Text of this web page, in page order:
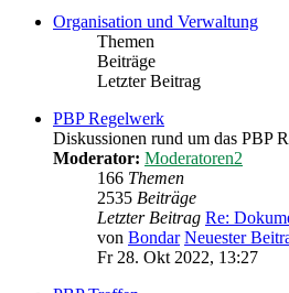
Organisation und Verwaltung
Themen
Beiträge
Letzter Beitrag
PBP Regelwerk
Diskussionen rund um das PBP
Moderator: Moderatoren2
166 Themen
2535 Beiträge
Letzter Beitrag Re:
von Bondar Neuester
Fr 28. Okt 2022, 13:27